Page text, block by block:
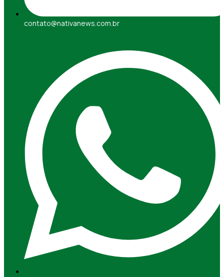
contato@nativanews.com.br